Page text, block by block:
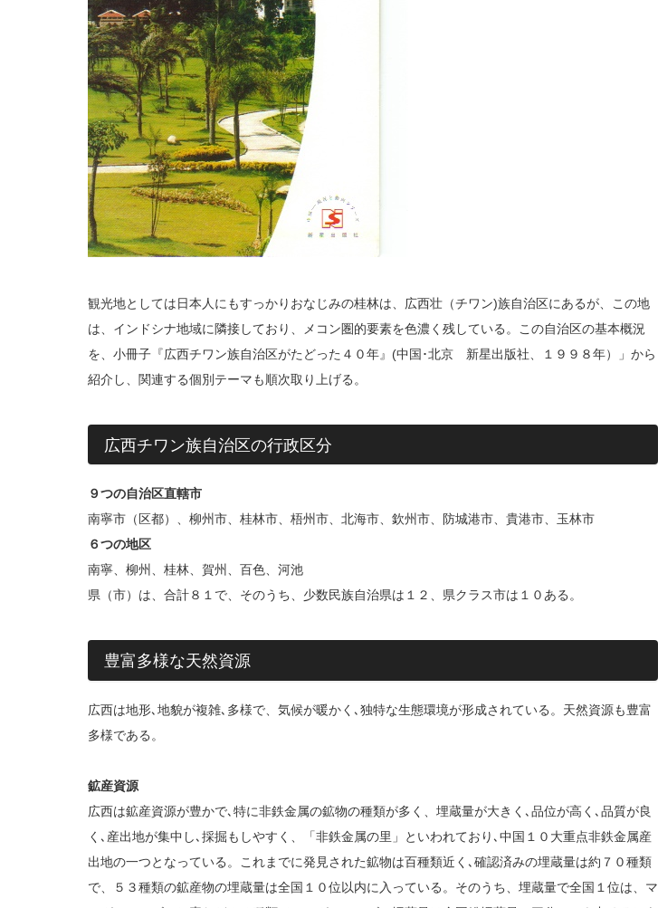
観光地としては日本人にもすっかりおなじみの桂林は、広西壮（チワン)族自治区にあるが、この地
は、インドシナ地域に隣接しており、メコン圏的要素を色濃く残している。この自治区の基本概況
を、小冊子『広西チワン族自治区がたどった４０年』(中国･北京 新星出版社、１９９８年）」から
紹介し、関連する個別テーマも順次取り上げる。
広西チワン族自治区の行政区分
９つの自治区直轄市
南寧市（区都）、柳州市、桂林市、梧州市、北海市、欽州市、防城港市、貴港市、玉林市
６つの地区
南寧、柳州、桂林、賀州、百色、河池
県（市）は、合計８１で、そのうち、少数民族自治県は１２、県クラス市は１０ある。
豊富多様な天然資源
広西は地形､地貌が複雑､多様で、気候が暖かく､独特な生態環境が形成されている。天然資源も豊富
多様である。
鉱産資源
広西は鉱産資源が豊かで､特に非鉄金属の鉱物の種類が多く、埋蔵量が大きく､品位が高く､品質が良
く､産出地が集中し､採掘もしやすく、「非鉄金属の里」といわれており､中国１０大重点非鉄金属産
出地の一つとなっている。これまでに発見された鉱物は百種類近く､確認済みの埋蔵量は約７０種類
で、５３種類の鉱産物の埋蔵量は全国１０位以内に入っている。そのうち、埋蔵量で全国１位は、マ